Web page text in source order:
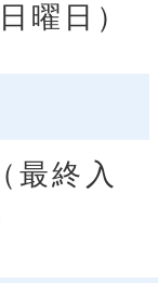
曜日）
最終入